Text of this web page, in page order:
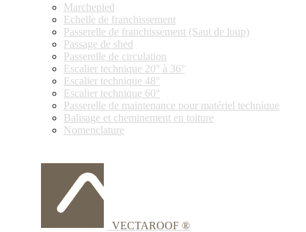
Marchepied
Echelle de franchissement
Passerelle de franchissement (Saut de loup)
Passage de shed
Passerelle de circulation
Escalier technique 20° à 36°
Escalier technique 48°
Escalier technique 60°
Passerelle de maintenance pour matériel technique
Balisage et cheminement en toiture
Nomenclature
VECTAROOF ®